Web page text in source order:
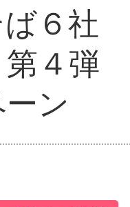
ば６社
第４弾
ン